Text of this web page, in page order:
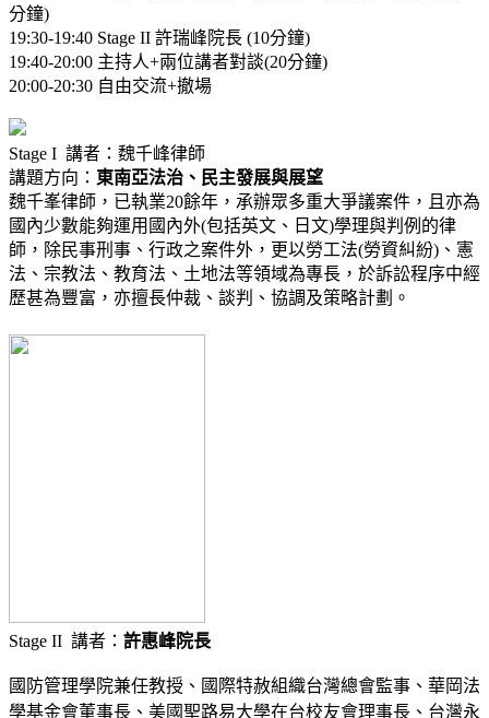
分鐘)
19:30-19:40 Stage II 許瑞峰院長 (10分鐘)
19:40-20:00 主持人+兩位講者對談(20分鐘)
20:00-20:30 自由交流+撤場
Stage I 講者：魏千峰律師
講題方向： 東南亞法治、民主發展與展望​
魏千峯律師，已執業20餘年，承辦眾多重大爭議案件，且亦為
國內少數能夠運用國內外(包括英文、日文)學理與判例的律
師，除民事刑事、行政之案件外，更以勞工法(勞資糾紛)、憲
法、宗教法、教育法、土地法等領域為專長，於訴訟程序中經
歷甚為豐富，亦擅長仲裁、談判、協調及策略計劃。
Stage II 講者： 許惠峰院長
國防管理學院兼任教授、國際特赦組織台灣總會監事、華岡法
學基金會董事長、美國聖路易大學在台校友會理事長、台灣永